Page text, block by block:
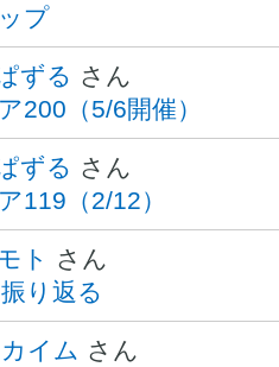
プ
ずる さん
200（5/6開催）
ずる さん
119（2/12）
ト
さん
り返る
イム さん